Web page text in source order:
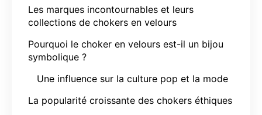
Les marques incontournables et leurs
collections de chokers en velours
Pourquoi le choker en velours est-il un bijou
symbolique ?
Une influence sur la culture pop et la mode
La popularité croissante des chokers éthiques